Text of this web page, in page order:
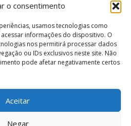
o consentimento
usamos tecnologias como
informações do dispositivo. O
nos permitirá processar dados
ou IDs exclusivos neste site. Não
pode afetar negativamente certos
Aceitar
Negar
os Blogs mais lidos de Brasília/DF. |